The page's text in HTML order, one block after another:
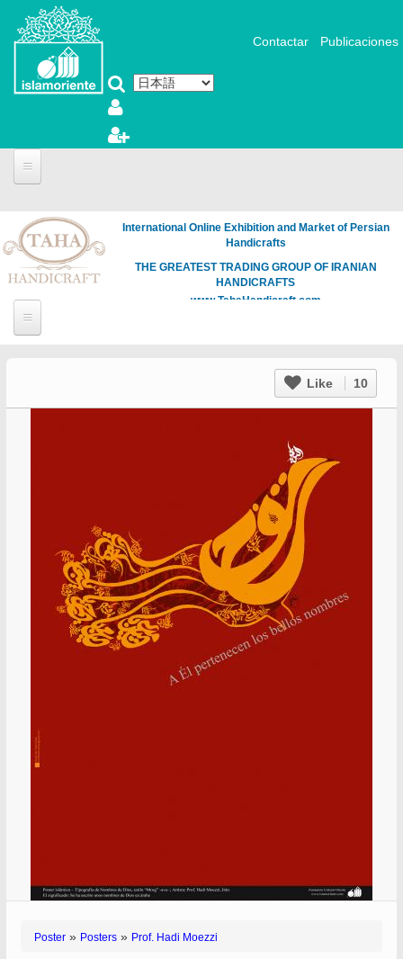
メインコンテンツに移動
Contactar Publicaciones
International Online Exhibition and Market of Persian
Handicrafts
THE GREATEST TRADING GROUP OF IRANIAN
HANDICRAFTS
www.TahaHandicraft.com
Like 10
Poster » Posters » Prof. Hadi Moezzi